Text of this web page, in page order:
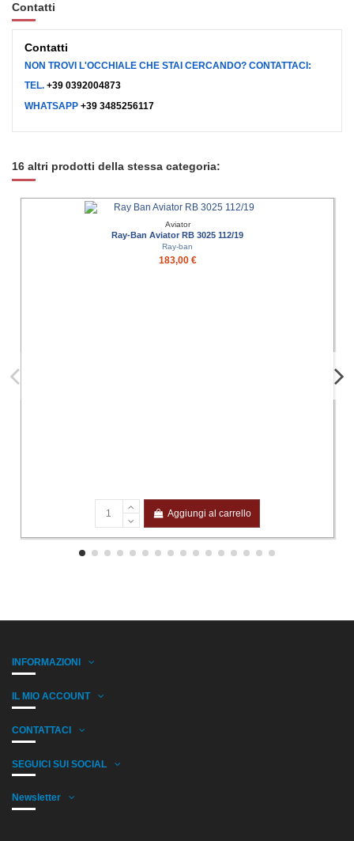
Contatti
Contatti
NON TROVI L'OCCHIALE CHE STAI CERCANDO? CONTATTACI:
TEL. +39 0392004873
WHATSAPP +39 3485256117
16 altri prodotti della stessa categoria:
Aviator
Ray-Ban Aviator RB 3025 112/19
Ray-ban
183,00 €
Aggiungi al carrello
INFORMAZIONI
IL MIO ACCOUNT
CONTATTACI
SEGUICI SUI SOCIAL
Newsletter